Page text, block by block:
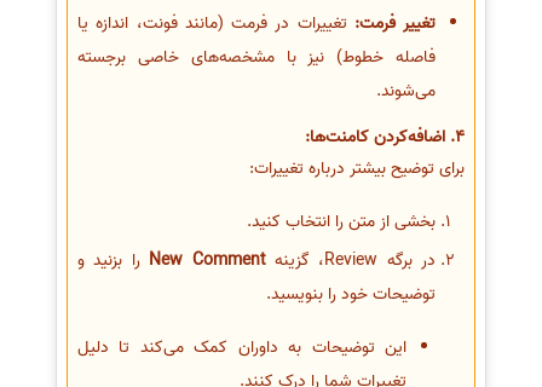
تغییر فرمت: تغییرات در فرمت (مانند فونت، اندازه یا
فاصله خطوط) نیز با مشخصه‌های خاصی برجسته
می‌شوند.
4. اضافه‌کردن کامنت‌ها:
برای توضیح بیشتر درباره تغییرات:
بخشی از متن را انتخاب کنید.
در برگه Review، گزینه
New Comment را بزنید و
توضیحات خود را بنویسید.
این توضیحات به داوران کمک می‌کند تا دلیل